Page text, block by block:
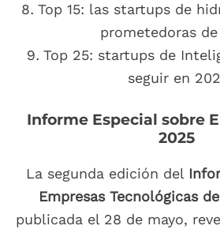
Top 15: las startups de
prometedoras
Top 25: startups de
seguir en
Informe Especial sobre
2025
La segunda edición del
Empresas Tecnológicas
publicada el 28 de mayo,